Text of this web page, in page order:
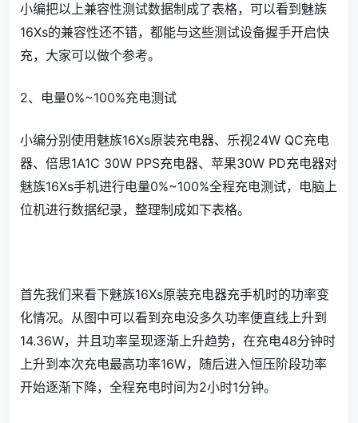
小编把以上兼容性测试数据制成了表格，可以看到魅族
16Xs的兼容性还不错，都能与这些测试设备握手开启快
充，大家可以做个参考。
2、电量0%~100%充电测试
小编分别使用魅族16Xs原装充电器、乐视24W QC充电
器、倍思1A1C 30W PPS充电器、苹果30W PD充电器对
魅族16Xs手机进行电量0%~100%全程充电测试，电脑上
位机进行数据纪录，整理制成如下表格。
首先我们来看下魅族16Xs原装充电器充手机时的功率变
化情况。从图中可以看到充电没多久功率便直线上升到
14.36W，并且功率呈现逐渐上升趋势，在充电48分钟时
上升到本次充电最高功率16W，随后进入恒压阶段功率
开始逐渐下降，全程充电时间为2小时1分钟。